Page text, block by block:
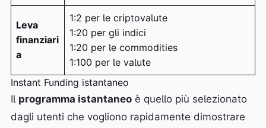
Leva
finanziari
a
1:2 per le criptovalute
1:20 per gli indici
1:20 per le commodities
1:100 per le valute
Instant Funding istantaneo
Il programma istantaneo è quello più selezionato
dagli utenti che vogliono rapidamente dimostrare